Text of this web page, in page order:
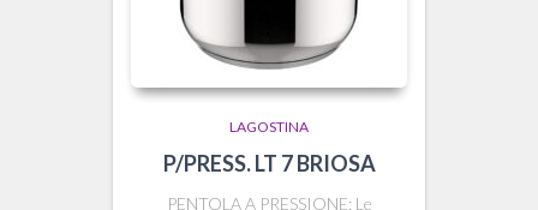
LAGOSTINA
P/PRESS. LT 7 BRIOSA
PENTOLA A PRESSIONE: Le